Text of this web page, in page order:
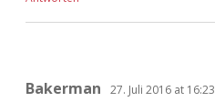
Bakerman 27. Juli 2016 at 16:23